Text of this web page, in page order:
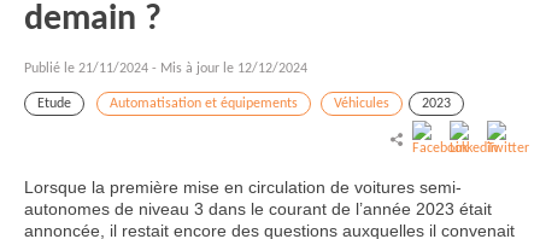
demain ?
Publié le 21/11/2024 - Mis à jour le 12/12/2024
Etude Automatisation et équipements Véhicules 2023
Lorsque la première mise en circulation de voitures semi-
autonomes de niveau 3 dans le courant de l’année 2023 était
annoncée, il restait encore des questions auxquelles il convenait